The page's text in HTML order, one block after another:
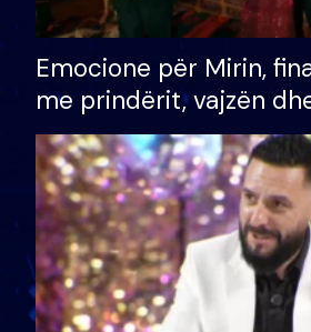
Emocione për Mirin,
me prindërit, vajzën
bashkëshorten:
divorci apo jo?